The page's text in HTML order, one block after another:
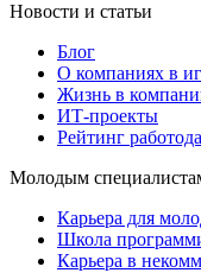
Новости и статьи
Блог
О компаниях в
Жизнь в
ИТ-проекты
Рейтинг
Молодым
Карьера для
Школа
Карьера в